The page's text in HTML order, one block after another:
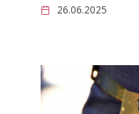
26.06.2025